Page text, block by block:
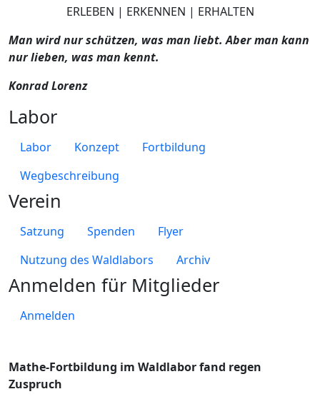
Mathe-Fortbildung im Waldlabor fand regen
Zuspruch
ERLEBEN | ERKENNEN | ERHALTEN
Man wird nur schützen, was man liebt. Aber man kann
nur lieben, was man kennt.
Konrad Lorenz
Labor
Labor Konzept
Fortbildung
Wegbeschreibung
Verein
Satzung Spenden
Flyer
Nutzung des Waldlabors
Archiv
Anmelden für Mitglieder
Anmelden